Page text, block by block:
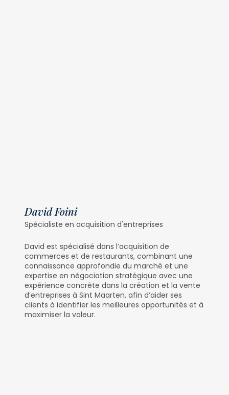
David Foini
Spécialiste en acquisition d'entreprises
David est spécialisé dans l’acquisition de
commerces et de restaurants, combinant une
connaissance approfondie du marché et une
expertise en négociation stratégique avec une
expérience concrète dans la création et la vente
d’entreprises à Sint Maarten, afin d’aider ses
clients à identifier les meilleures opportunités et à
maximiser la valeur.